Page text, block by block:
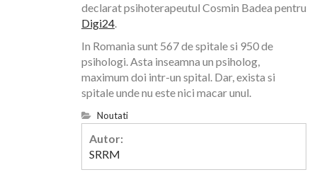
declarat psihoterapeutul Cosmin Badea pentru
Digi24.
In Romania sunt 567 de spitale si 950 de
psihologi. Asta inseamna un psiholog,
maximum doi intr-un spital. Dar, exista si
spitale unde nu este nici macar unul.
Noutati
Autor:
SRRM